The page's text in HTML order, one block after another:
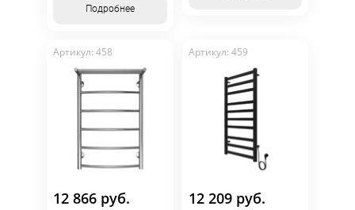
Подробнее
Артикул: 458
12 866 руб.
Артикул: 459
12 209 руб.